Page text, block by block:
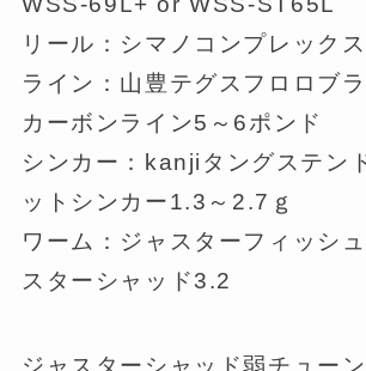
リール：シマノコンプレック
ライン：山豊テグスフロロブ
カーボンライン5～6ポンド
シンカー：kanjiタングステン
ットシンカー1.3～2.7ｇ
ワーム：ジャスターフィッシ
スターシャッド3.2
ジャスターシャッド弱チューン